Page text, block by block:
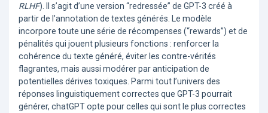
RLHF). Il s’agit d’une version “redressée” de GPT-3 créé à
partir de l’annotation de textes générés. Le modèle
incorpore toute une série de récompenses (“rewards”) et de
pénalités qui jouent plusieurs fonctions : renforcer la
cohérence du texte généré, éviter les contre-vérités
flagrantes, mais aussi modérer par anticipation de
potentielles dérives toxiques. Parmi tout l’univers des
réponses linguistiquement correctes que GPT-3 pourrait
générer, chatGPT opte pour celles qui sont le plus correctes